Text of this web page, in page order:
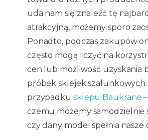
uda nam się znaleźć tę
atrakcyjną, możemy sporo
Ponadto, podczas zakupów
często mogą liczyć na
cen lub możliwość uzyskania
próbek sklejek
przypadku sklepu Baukrane
czemu możemy samodzielnie
czy dany model spełnia nasze